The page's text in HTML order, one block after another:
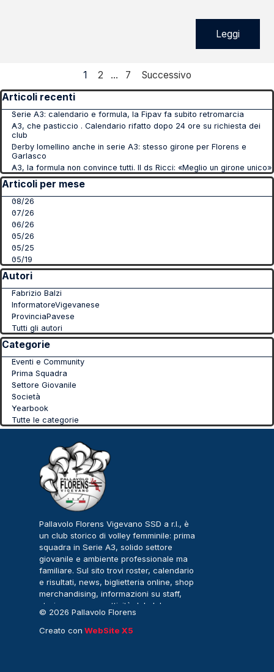
Leggi
Pagina corrente:
1 Vai a pagina:
2 ... Vai a pagina:
7
Successivo
Salta blocco Articoli recenti
Articoli recenti
Serie A3: calendario e formula, la Fipav fa subito retromarcia
A3, che pasticcio . Calendario rifatto dopo 24 ore su richiesta dei
club
Derby lomellino anche in serie A3: stesso girone per Florens e
Garlasco
A3, la formula non convince tutti. Il ds Ricci: «Meglio un girone unico»
Salta blocco Articoli per mese
Articoli per mese
08/26
07/26
06/26
05/26
05/25
05/19
Salta blocco Autori
Autori
Fabrizio Balzi
InformatoreVigevanese
ProvinciaPavese
Tutti gli autori
Salta blocco Categorie
Categorie
Eventi e Community
Prima Squadra
Settore Giovanile
Società
Yearbook
Tutte le categorie
Pallavolo Florens Vigevano SSD a r.l., è
un club storico di volley femminile: prima
squadra in Serie A3, solido settore
giovanile e ambiente professionale ma
familiare. Sul sito trovi roster, calendario
e risultati, news, biglietteria online, shop
merchandising, informazioni su staff,
storia, sponsor e attività del club.
© 2026 Pallavolo Florens
Femminile. Tutti i diritti
Creato con WebSite X5